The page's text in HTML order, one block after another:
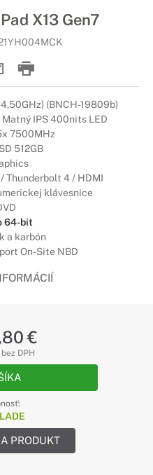
X13 Gen7
(BNCH-19809b)
IPS 400nits LED
7500MHz
512GB
/ Thunderbolt 4 / HDMI
klávesnice
64-bit
a karbón
On-Site NBD
€
DPH
PRODUKT